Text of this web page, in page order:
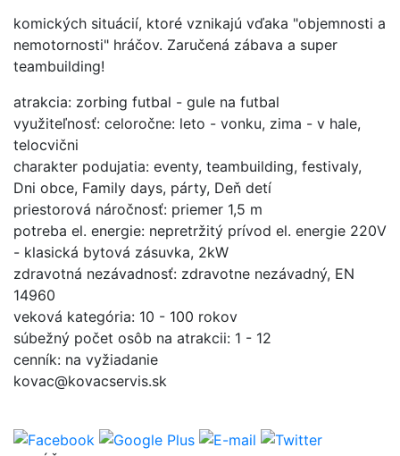
komických situácií, ktoré vznikajú vďaka "objemnosti a
nemotornosti" hráčov. Zaručená zábava a super
teambuilding!
atrakcia: zorbing futbal - gule na futbal
využiteľnosť: celoročne: leto - vonku, zima - v hale,
telocvični
charakter podujatia: eventy, teambuilding, festivaly,
Dni obce, Family days, párty, Deň detí
priestorová náročnosť: priemer 1,5 m
potreba el. energie: nepretržitý prívod el. energie 220V
- klasická bytová zásuvka, 2kW
zdravotná nezávadnosť: zdravotne nezávadný, EN
14960
veková kategória: 10 - 100 rokov
súbežný počet osôb na atrakcii: 1 - 12
cenník: na vyžiadanie
kovac@kovacservis.sk